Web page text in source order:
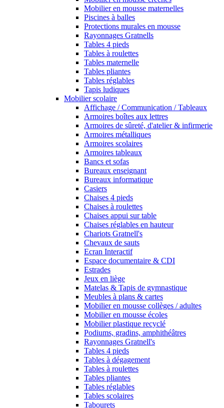
Mobilier en mousse maternelles
Piscines à balles
Protections murales en mousse
Rayonnages Gratnells
Tables 4 pieds
Tables à roulettes
Tables maternelle
Tables pliantes
Tables réglables
Tapis ludiques
Mobilier scolaire
Affichage / Communication / Tableaux
Armoires boîtes aux lettres
Armoires de sûreté, d'atelier & infirmerie
Armoires métalliques
Armoires scolaires
Armoires tableaux
Bancs et sofas
Bureaux enseignant
Bureaux informatique
Casiers
Chaises 4 pieds
Chaises à roulettes
Chaises appui sur table
Chaises réglables en hauteur
Chariots Gratnell's
Chevaux de sauts
Ecran Interactif
Espace documentaire & CDI
Estrades
Jeux en liège
Matelas & Tapis de gymnastique
Meubles à plans & cartes
Mobilier en mousse collèges / adultes
Mobilier en mousse écoles
Mobilier plastique recyclé
Podiums, gradins, amphithéâtres
Rayonnages Gratnell's
Tables 4 pieds
Tables à dégagement
Tables à roulettes
Tables pliantes
Tables réglables
Tables scolaires
Tabourets